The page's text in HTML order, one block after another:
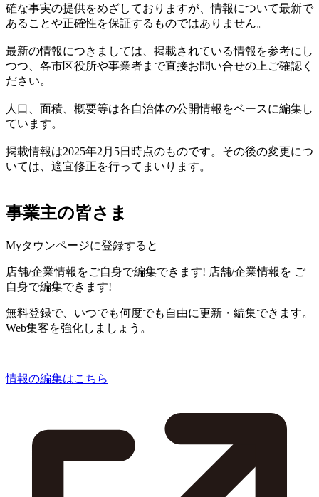
確な事実の提供をめざしておりますが、情報について最新で
あることや正確性を保証するものではありません。
最新の情報につきましては、掲載されている情報を参考にし
つつ、各市区役所や事業者まで直接お問い合せの上ご確認く
ださい。
人口、面積、概要等は各自治体の公開情報をベースに編集し
ています。
掲載情報は2025年2月5日時点のものです。その後の変更につ
いては、適宜修正を行ってまいります。
事業主の皆さま
Myタウンページに登録すると
店舗/企業情報をご自身で編集できます! 店舗/企業情報を ご
自身で編集できます!
無料登録で、いつでも何度でも自由に更新・編集できます。
Web集客を強化しましょう。
情報の編集はこちら